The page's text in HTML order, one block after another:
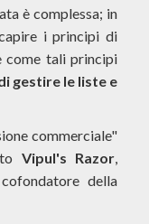
è complessa; in
i principi di
come tali principi
gestire le liste e
commerciale"
Vipul's Razor,
della